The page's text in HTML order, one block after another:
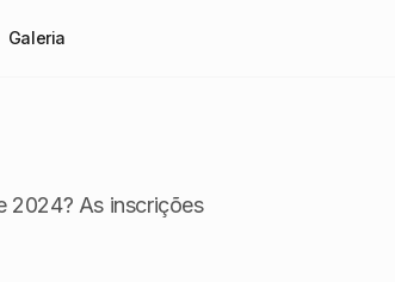
Galeria
2024? As inscrições